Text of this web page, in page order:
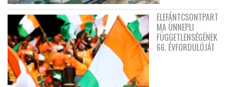
ELEFÁNTCSONTPART
MA ÜNNEPLI
FÜGGETLENSÉGÉNEK
66. ÉVFORDULÓJÁT